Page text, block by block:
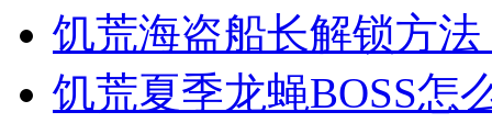
饥荒海盗船长解锁方
饥荒夏季龙蝇BOSS怎